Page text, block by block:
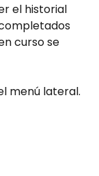
el historial
curso se
menú lateral.